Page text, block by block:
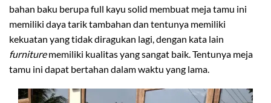
bahan baku berupa full kayu solid membuat meja tamu ini
memiliki daya tarik tambahan dan tentunya memiliki
kekuatan yang tidak diragukan lagi, dengan kata lain
furniturememiliki kualitas yang sangat baik. Tentunya meja
tamu ini dapat bertahan dalam waktu yang lama.